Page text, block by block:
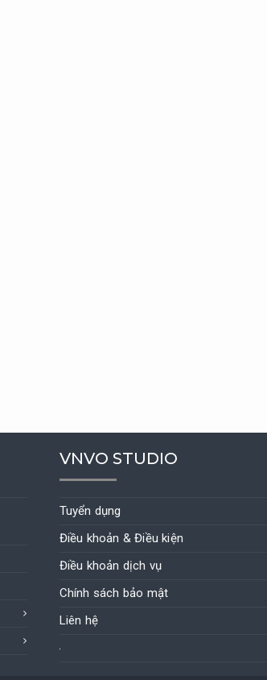
VNVO STUDIO
Tuyển dụng
Điều khoản & Điều kiện
Điều khoản dịch vụ
Chính sách bảo mật
Liên hệ